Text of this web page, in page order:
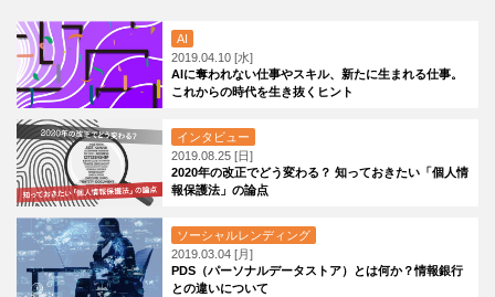
AI
2019.04.10 [水]
AIに奪われない仕事やスキル、新たに生まれる仕事。
これからの時代を生き抜くヒント
インタビュー
2019.08.25 [日]
2020年の改正でどう変わる？ 知っておきたい「個人情
報保護法」の論点
ソーシャルレンディング
2019.03.04 [月]
PDS（パーソナルデータストア）とは何か？情報銀行
との違いについて